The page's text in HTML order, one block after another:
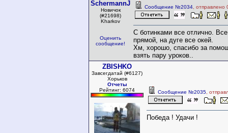
SchermannJ
Новичок
(#21698)
Kharkov
Оценить
сообщение!
Сообщение №2034 ,
С ботинками все отлично.
прямой, на дуге все окей.
Хм, хорошо, спасибо за
взять пару уроков..
ZBISHKO
Завсегдатай (#6127)
Хорьков
Отчеты
Рейтинг: 6074
Сообщение №2035 ,
Победа ! Удачи !